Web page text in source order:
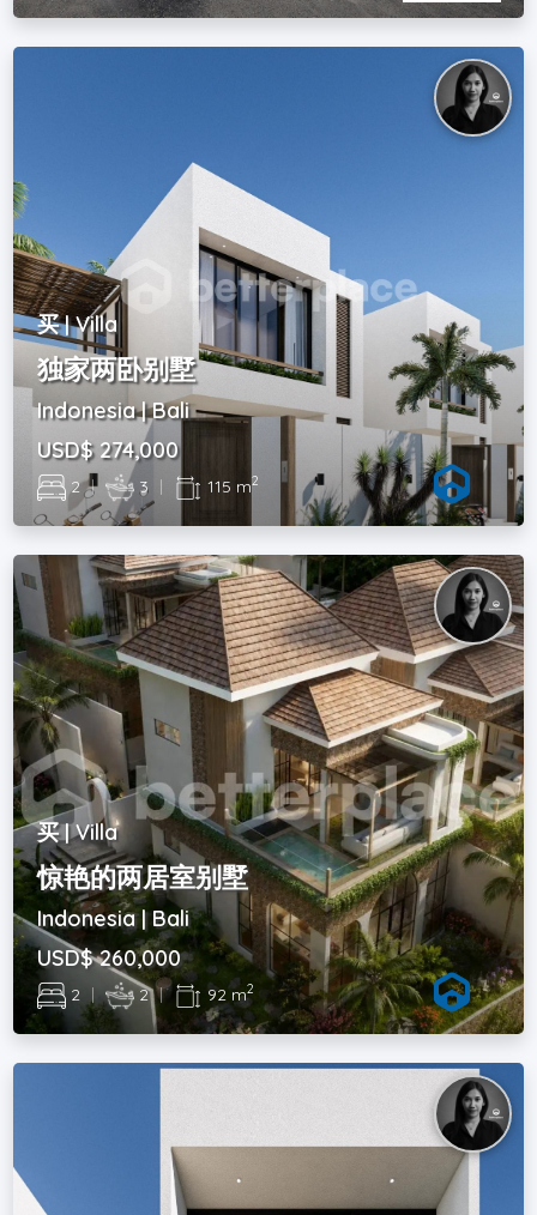
买 | Villa
独家两卧别墅
Indonesia | Bali
USD$ 274,000
2 | 3 | 115 m2
买 | Villa
惊艳的两居室别墅
Indonesia | Bali
USD$ 260,000
2 | 2 | 92 m2